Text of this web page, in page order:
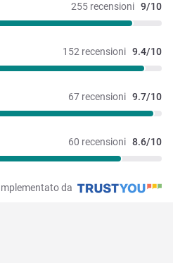
255 recensioni 9/10
152 recensioni 9.4/10
67 recensioni 9.7/10
60 recensioni 8.6/10
da